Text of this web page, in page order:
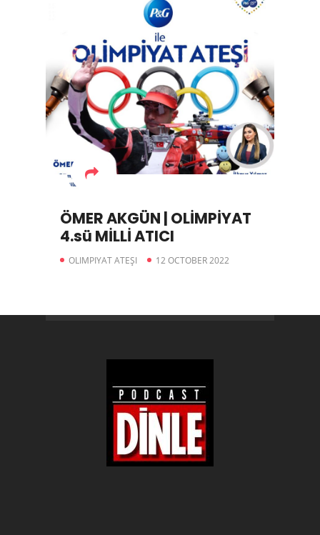
ÖMER AKGÜN | OLİMPİYAT
4.sü MİLLİ ATICI
OLIMPIYAT ATEŞI 12 OCTOBER 2022